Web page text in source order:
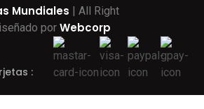
Mundiales | All Right
por Webcorp
: